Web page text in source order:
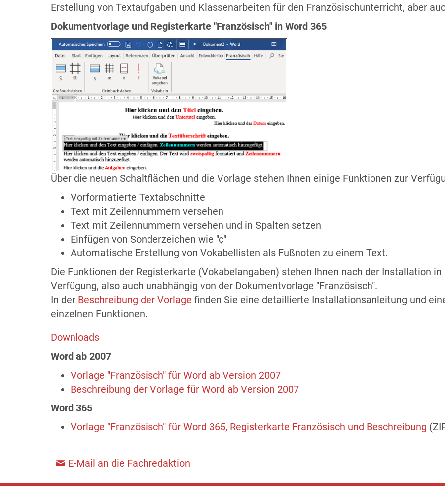
Erstellung von Textaufgaben und Klassenarbeiten für den Französischunterricht, aber
Dokumentvorlage und Registerkarte "Französisch" in Word 365
Über die neuen Schaltflächen und die Vorlage stehen Ihnen einige Funktionen zur
Vorformatierte Textabschnitte
Text mit Zeilennummern versehen
Text mit Zeilennummern versehen und in Spalten setzen
Einfügen von Sonderzeichen wie "ç"
Automatische Erstellung von Vokabellisten als Fußnoten zu einem Text.
Die Funktionen der Registerkarte (Vokabelangaben) stehen Ihnen nach der Installation
Verfügung, also auch unabhängig von der Dokumentvorlage "Französisch".
In der Beschreibung der Vorlage finden Sie eine detaillierte Installationsanleitung und
einzelnen Funktionen.
Downloads
Word ab 2007
Vorlage "Französisch" für Word ab Version 2007
Beschreibung der Vorlage für Word ab Version 2007
Word 365
Vorlage "Französisch" für Word 365, Registerkarte Französisch und Beschreibung
E-Mail an die Fachredaktion